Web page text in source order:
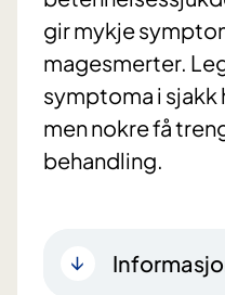
gir mykje
magesmerter.
symptoma i sjakk
men nokre få
behandling.